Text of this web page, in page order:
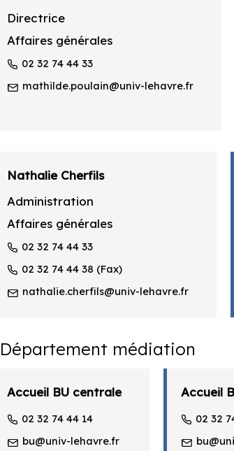
Directrice
Affaires générales
02 32 74 44 33
mathilde.poulain@univ-lehavre.fr
Nathalie Cherfils
Administration
Affaires générales
02 32 74 44 33
02 32 74 44 38 (Fax)
nathalie.cherfils@univ-lehavre.fr
Département médiation
Accueil BU centrale
02 32 74 44 14
bu@univ-lehavre.fr
Accueil
02 32